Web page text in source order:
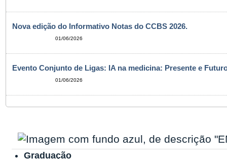
Nova edição do Informativo Notas do CCBS 2026.
01/06/2026
Evento Conjunto de Ligas: IA na medicina: Presente e
01/06/2026
Graduação